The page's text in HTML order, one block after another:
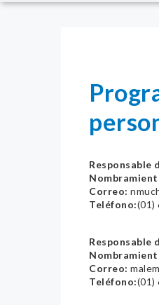
Responsable
Correo:
Teléfono:(01)
Responsable
Correo:
Teléfono:(01)